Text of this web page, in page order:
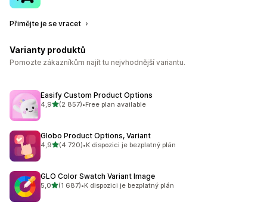
Přimějte je se vracet
Varianty produktů
Pomozte zákazníkům najít tu nejvhodnější variantu.
Easify Custom Product Options
4,9z 5 hvězd
(2 857)
Celkový počet recenzí: 2857
•Free plan available
Globo Product Options, Variant
4,9z 5 hvězd
(4 720)
Celkový počet recenzí: 4720
•K dispozici je bezplatný plán
GLO Color Swatch Variant Image
5,0z 5 hvězd
(1 687)
Celkový počet recenzí: 1687
•K dispozici je bezplatný plán